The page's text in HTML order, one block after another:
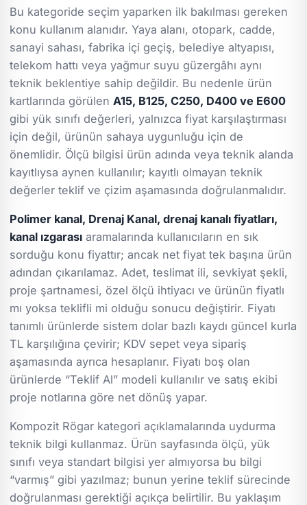
Bu kategoride seçim yaparken ilk bakılması gereken
konu kullanım alanıdır. Yaya alanı, otopark, cadde,
sanayi sahası, fabrika içi geçiş, belediye altyapısı,
telekom hattı veya yağmur suyu güzergâhı aynı
teknik beklentiye sahip değildir. Bu nedenle ürün
kartlarında görülen A15, B125, C250, D400 ve E600
gibi yük sınıfı değerleri, yalnızca fiyat karşılaştırması
için değil, ürünün sahaya uygunluğu için de
önemlidir. Ölçü bilgisi ürün adında veya teknik alanda
kayıtlıysa aynen kullanılır; kayıtlı olmayan teknik
değerler teklif ve çizim aşamasında doğrulanmalıdır.
Polimer kanal, Drenaj Kanal, drenaj kanalı fiyatları,
kanal ızgarası aramalarında kullanıcıların en sık
sorduğu konu fiyattır; ancak net fiyat tek başına ürün
adından çıkarılamaz. Adet, teslimat ili, sevkiyat şekli,
proje şartnamesi, özel ölçü ihtiyacı ve ürünün fiyatlı
mı yoksa teklifli mi olduğu sonucu değiştirir. Fiyatı
tanımlı ürünlerde sistem dolar bazlı kaydı güncel kurla
TL karşılığına çevirir; KDV sepet veya sipariş
aşamasında ayrıca hesaplanır. Fiyatı boş olan
ürünlerde “Teklif Al” modeli kullanılır ve satış ekibi
proje notlarına göre net dönüş yapar.
Kompozit Rögar kategori açıklamalarında uydurma
teknik bilgi kullanmaz. Ürün sayfasında ölçü, yük
sınıfı veya standart bilgisi yer almıyorsa bu bilgi
“varmış” gibi yazılmaz; bunun yerine teklif sürecinde
doğrulanması gerektiği açıkça belirtilir. Bu yaklaşım